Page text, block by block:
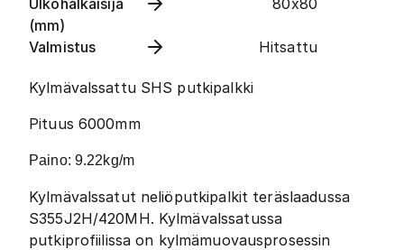
Ulkohalkaisija
(mm)
80x80
Valmistus Hitsattu
Kylmävalssattu SHS putkipalkki
Pituus 6000mm
Paino: 9.22kg/m
Kylmävalssatut neliöputkipalkit teräslaadussa
S355J2H/420MH. Kylmävalssatussa
putkiprofiilissa on kylmämuovausprosessin